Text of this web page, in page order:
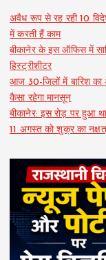
अवैध रूप से रह रही 10
में करती हैं काम
बीकानेर के इस ऑफिस में
हिस्ट्रीशीटर
आज 30-जिलों में बारिश
कैसा रहेगा मानसून
बीकानेर: इस रोड़ पर हुआ
11 अगस्त को शुक्र का